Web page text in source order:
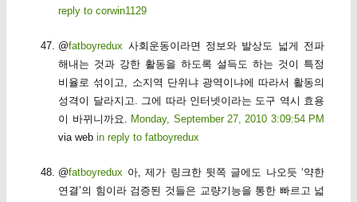
reply to corwin1129
@fatboyredux 사회운동이라면 정보와 발상도 넓게 전파
해내는 것과 강한 활동을 하도록 설득도 하는 것이 특정
비율로 섞이고, 소지역 단위냐 광역이냐에 따라서 활동의
성격이 달라지고. 그에 따라 인터넷이라는 도구 역시 효용
이 바뀌니까요. Monday, September 27, 2010 3:09:54 PM
via webin reply to fatboyredux
@fatboyredux 아, 제가 링크한 뒷쪽 글에도 나오듯 ‘약한
연결’의 힘이라 검증된 것들은 교량기능을 통한 빠르고 넓